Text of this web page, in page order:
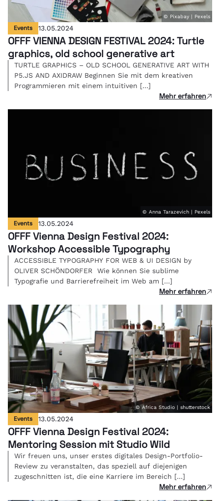
© Pixabay | Pexels
Events 13.05.2024
OFFF VIENNA DESIGN FESTIVAL 2024: Turtle
graphics, old school generative art
TURTLE GRAPHICS – OLD SCHOOL GENERATIVE ART WITH
P5.JS AND AXIDRAW Beginnen Sie mit dem kreativen
Programmieren mit einem intuitiven […]
Mehr erfahren
© Anna Tarazevich | Pexels
Events 13.05.2024
OFFF Vienna Design Festival 2024:
Workshop Accessible Typography
ACCESSIBLE TYPOGRAPHY FOR WEB & UI DESIGN by
OLIVER SCHÖNDORFER Wie können Sie sublime
Typografie und Barrierefreiheit im Web am […]
Mehr erfahren
© Africa Studio | shutterstock
Events 13.05.2024
OFFF Vienna Design Festival 2024:
Mentoring Session mit Studio Wild
Wir freuen uns, unser erstes digitales Design-Portfolio-
Review zu veranstalten, das speziell auf diejenigen
zugeschnitten ist, die eine Karriere im Bereich […]
Mehr erfahren